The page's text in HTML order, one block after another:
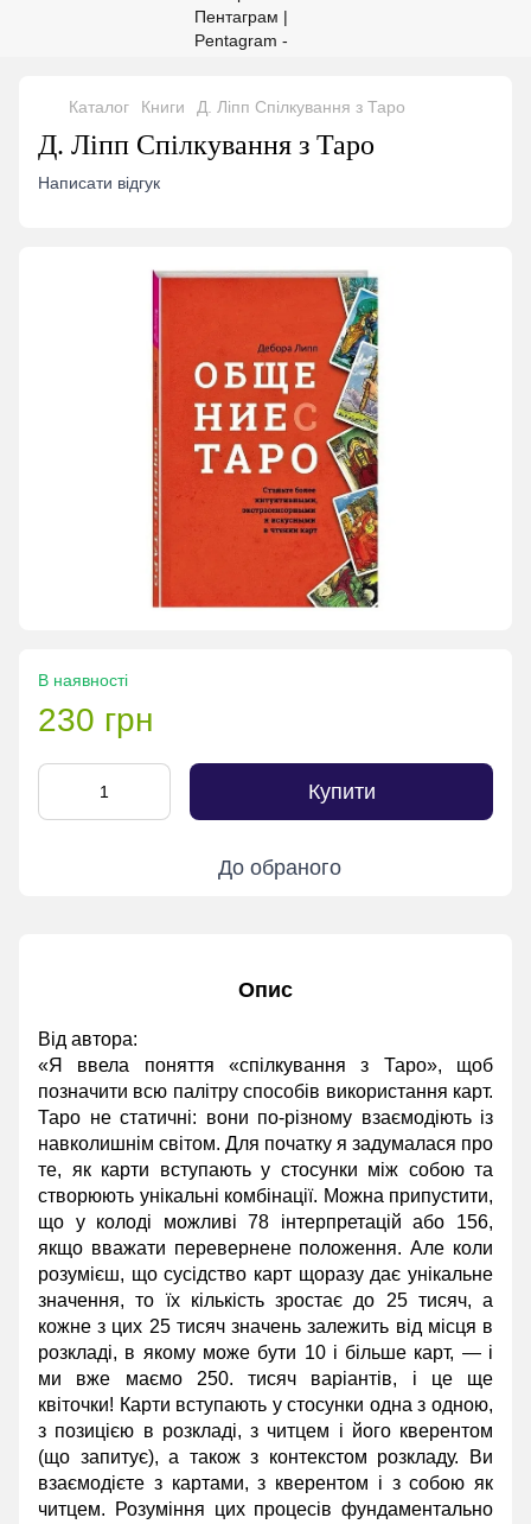
Каталог Книги Д. Ліпп Спілкування з Таро
Д. Ліпп Спілкування з Таро
Написати відгук
В наявності
230 грн
Купити
До обраного
Опис
Від автора:
«Я ввела поняття «спілкування з Таро», щоб
позначити всю палітру способів використання карт.
Таро не статичні: вони по-різному взаємодіють із
навколишнім світом. Для початку я задумалася про
те, як карти вступають у стосунки між собою та
створюють унікальні комбінації. Можна припустити,
що у колоді можливі 78 інтерпретацій або 156,
якщо вважати перевернене положення. Але коли
розумієш, що сусідство карт щоразу дає унікальне
значення, то їх кількість зростає до 25 тисяч, а
кожне з цих 25 тисяч значень залежить від місця в
розкладі, в якому може бути 10 і більше карт, — і
ми вже маємо 250. тисяч варіантів, і це ще
квіточки! Карти вступають у стосунки одна з одною,
з позицією в розкладі, з читцем і його кверентом
(що запитує), а також з контекстом розкладу. Ви
взаємодієте з картами, з кверентом і з собою як
читцем. Розуміння цих процесів фундаментально